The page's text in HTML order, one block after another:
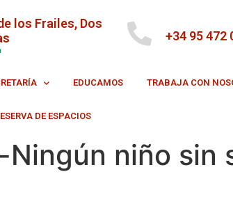
los Frailes, Dos
+34 95 472
EDUCAMOS TRABAJA CON
DE ESPACIOS
niño sin